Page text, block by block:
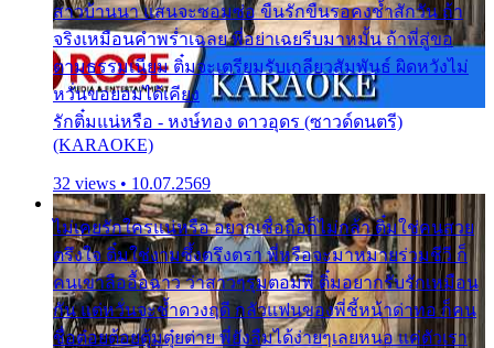
สาวบ้านนา แสนจะซอมซ่อ ขืนรักขืนรอคงช้ำสักวัน ถ้า
จริงเหมือนคำพร่ำเฉลย พี่อย่าเฉยรีบมาหมั้น ถ้าพี่สู่ขอ
ตามธรรมเนียม ติ๋มจะเตรียมรับเกลียวสัมพันธ์ ผิดหวังไม่
หวั่นขอยอมได้เคียง
รักติ๋มแน่หรือ - หงษ์ทอง ดาวอุดร (ซาวด์ดนตรี)
(KARAOKE)
32 views • 10.07.2569
ไม่เคยรักใครแน่หรือ อยากเชื่อถือก็ไม่กล้า ติ๋มใช่คนสวย
ตรึงใจ ติ๋มใช่งามซึ้งตรึงตรา พี่หรือจะมาหมายร่วมชีวี ก็
คนเขาลืออื้อฉาว ว่าสาวๆรุมตอมพี่ ติ๋มอยากรับรักเหมือน
กัน แต่หวั่นจะช้ำดวงฤดี กลัวแฟนของพี่ชี้หน้าด่าทอ ก็คน
ชื่อต๋อยต้อยตุ้มตุ๋ยต่าย พี่ยังลืมได้ง่ายๆเลยหนอ แค่ตัวเรา